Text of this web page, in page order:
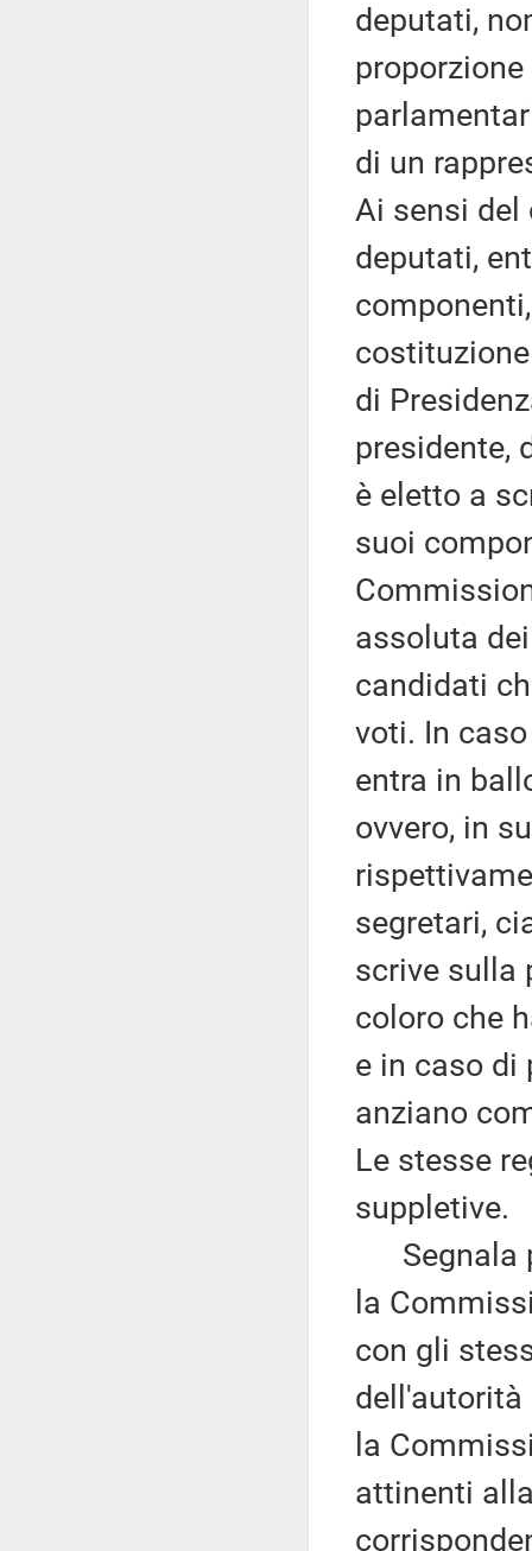
deputati,
di un
Ai sensi del
deputati,
di
presidente,
è eletto a
suoi
assoluta
candidati
voti. In
entra in
ovvero, in
segretari,
scrive sulla
coloro che
e in caso di
anziano
Le stesse
suppletive.
Segnala
la
con gli
dell'autorità
la
attinenti